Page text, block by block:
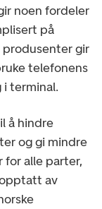
noen fordeler
på
produsenter gir
telefonens
terminal.
å hindre
og gi mindre
alle parter,
av